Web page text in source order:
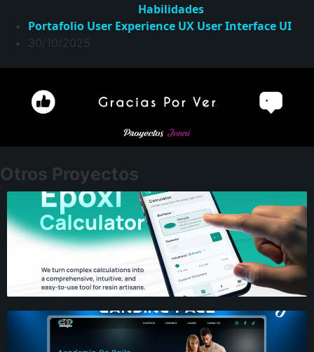
Habilidades
Portafolio User Experience UX User Interface UI
30/10/2025
Otros Proyectos